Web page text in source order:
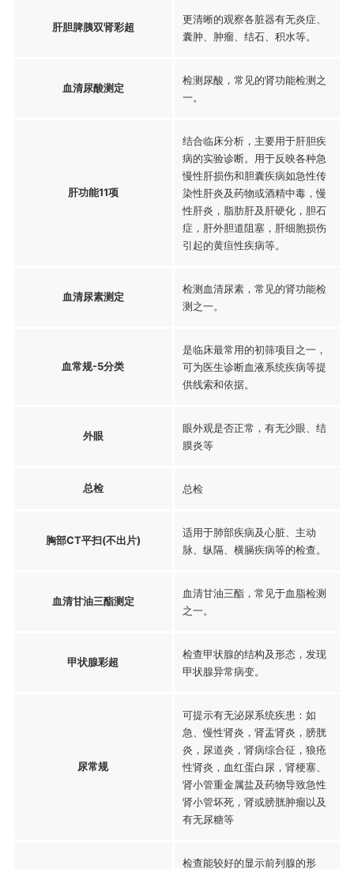
肝胆脾胰双肾彩超
更清晰的观察各脏器有无炎症、
囊肿、肿瘤、结石、积水等。
血清尿酸测定
检测尿酸，常见的肾功能检测之
一。
肝功能11项
结合临床分析，主要用于肝胆疾
病的实验诊断。用于反映各种急
慢性肝损伤和胆囊疾病如急性传
染性肝炎及药物或酒精中毒，慢
性肝炎，脂肪肝及肝硬化，胆石
症，肝外胆道阻塞，肝细胞损伤
引起的黄疸性疾病等。
血清尿素测定
检测血清尿素，常见的肾功能检
测之一。
血常规-5分类
是临床最常用的初筛项目之一，
可为医生诊断血液系统疾病等提
供线索和依据。
外眼
眼外观是否正常，有无沙眼、结
膜炎等
总检 总检
胸部CT平扫(不出片)
适用于肺部疾病及心脏、主动
脉、纵隔、横膈疾病等的检查。
血清甘油三酯测定
血清甘油三酯，常见于血脂检测
之一。
甲状腺彩超
检查甲状腺的结构及形态，发现
甲状腺异常病变。
尿常规
可提示有无泌尿系统疾患：如
急、慢性肾炎，肾盂肾炎，膀胱
炎，尿道炎，肾病综合征，狼疮
性肾炎，血红蛋白尿，肾梗塞、
肾小管重金属盐及药物导致急性
肾小管坏死，肾或膀胱肿瘤以及
有无尿糖等
检查能较好的显示前列腺的形